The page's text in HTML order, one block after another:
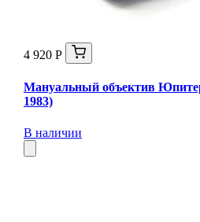
4 920 Р
Мануальный объектив
1983)
В наличии